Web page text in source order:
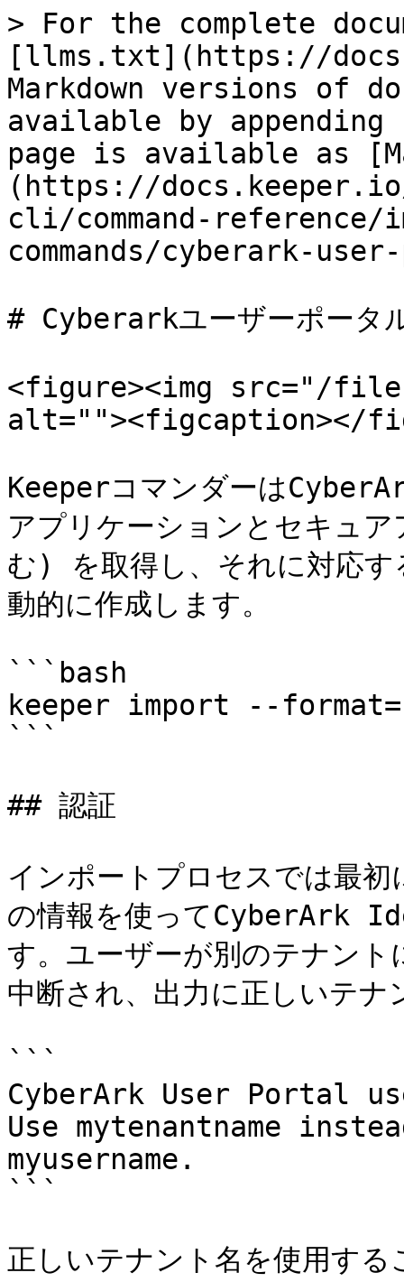
> For the complete
[llms.txt](https://
Markdown versions of
available by
page is available as
(https://docs.keeper.io/
cli/command-
commands/cyberark-
# Cyberarkユーザーポータ
<figure><img src="/files/
alt=""><figcaption></
Keeperコマンダーは
アプリケーションとセキュ
む) を取得し、それに対応
動的に作成します。
```bash
keeper import --
```
## 認証
インポートプロセスでは最
の情報を使ってCyberArk
す。ユーザーが別のテナン
中断され、出力に正しいテナ
```
CyberArk User Portal
Use mytenantname
myusername.
```
正しいテナント名を使用す